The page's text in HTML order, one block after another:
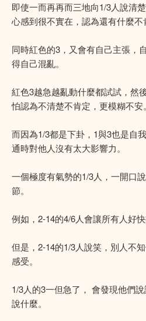
即使一而再再而三地向1/3人說清
心感到很不實在，認為還有什麼不
同時紅色的3，又會有自己主張，
得自己混亂。
紅色3越急越亂動什麼都試試，然
怕認為不清楚不肯定，更模糊不安。
而因為1/3都是下卦，1與3也是自
通時對他人沒有太大影響力。
一個極度有氣勢的1/3人，一開口
節。
例如，2-14的4/6人會讓所有人好快
但是，2-14的1/3人說笑，別人不
感受。
1/3人的3一但急了， 會發現他們
說什麼。